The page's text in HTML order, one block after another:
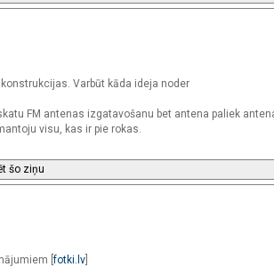
Varbūt kāda ideja noder
FM antenas izgatavošanu bet antena paliek
visu, kas ir pie rokas.
šo ziņu
[fotki.lv